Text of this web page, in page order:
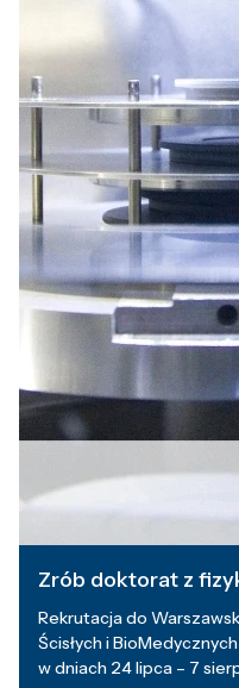
Zrób doktorat z
Rekrutacja do
Ścisłych i
w dniach 24 lipca – 7